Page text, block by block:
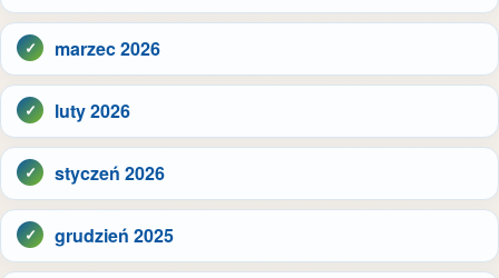
marzec 2026
luty 2026
styczeń 2026
grudzień 2025